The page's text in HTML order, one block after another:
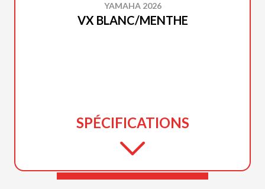
YAMAHA 2026
VX BLANC/MENTHE
SPÉCIFICATIONS